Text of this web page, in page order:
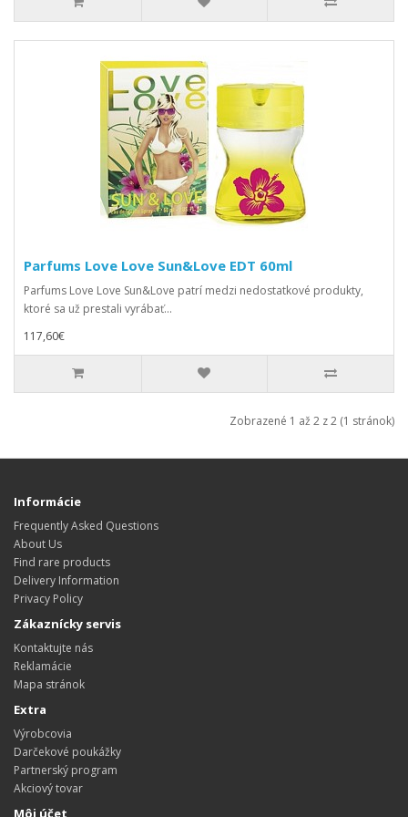
Parfums Love Love Sun&Love EDT 60ml
Parfums Love Love Sun&Love patrí medzi nedostatkové produkty,
ktoré sa už prestali vyrábať...
117,60€
Zobrazené 1 až 2 z 2 (1 stránok)
Informácie
Frequently Asked Questions
About Us
Find rare products
Delivery Information
Privacy Policy
Zákaznícky servis
Kontaktujte nás
Reklamácie
Mapa stránok
Extra
Výrobcovia
Darčekové poukážky
Partnerský program
Akciový tovar
Môj účet